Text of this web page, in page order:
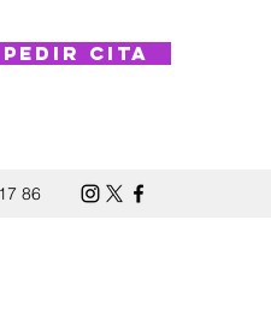
PEDIR CITA
86